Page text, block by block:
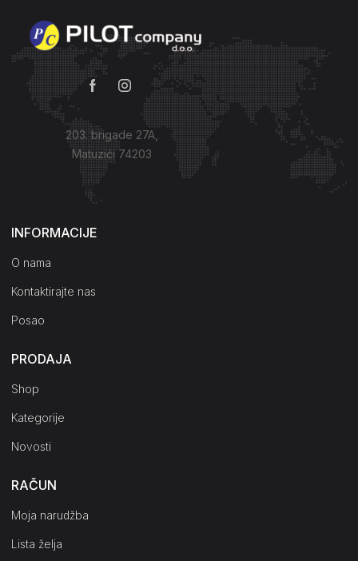
203. brigade 27A,
Matuzići 74203
Kako do nas?
INFORMACIJE
O nama
Kontaktirajte nas
Posao
PRODAJA
Shop
Kategorije
Novosti
RAČUN
Moja narudžba
Lista želja